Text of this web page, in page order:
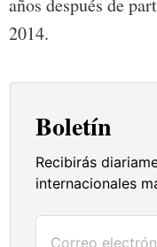
2014.
Boletín
Recibirás
internacionales